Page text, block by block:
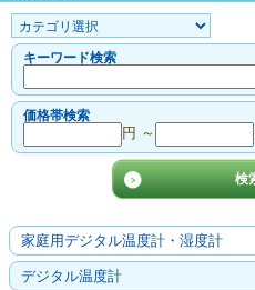
キーワード検索
価格帯検索
円 ～
家庭用デジタル温度計・湿度計
デジタル温度計